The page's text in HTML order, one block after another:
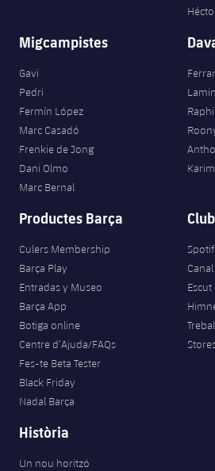
Migcampistes
Gavi
Pedri
Fermín López
Marc Casadó
Frenkie de Jong
Dani Olmo
Marc Bernal
Productes Barça
Culers Membership
Barça Play
Entradas y Museo
Barça App
Botiga online
Centre d’Ajuda/FAQs
Fes-te Beta Tester
Black Friday
Nadal Barça
Club
Escut
Història
Un nou horitzó